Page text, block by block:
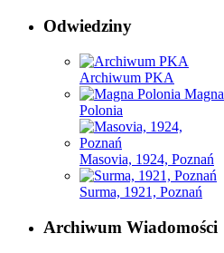
Odwiedziny
Archiwum PKA
Magna
Polonia
Masovia, 1924, Poznań
Surma, 1921, Poznań
Archiwum Wiadomości